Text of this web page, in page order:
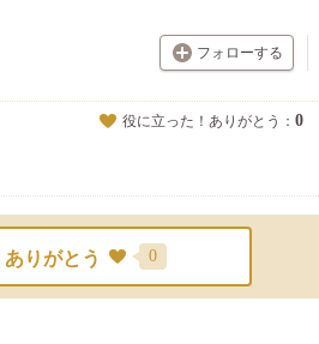
フォローする
役に立った！ありがとう： 0
ありがとう 0